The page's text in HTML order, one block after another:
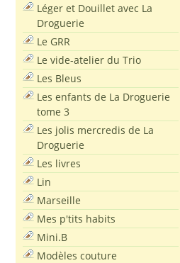
Léger et Douillet avec La
Droguerie
Le GRR
Le vide-atelier du Trio
Les Bleus
Les enfants de La Droguerie
tome 3
Les jolis mercredis de La
Droguerie
Les livres
Lin
Marseille
Mes p'tits habits
Mini.B
Modèles couture